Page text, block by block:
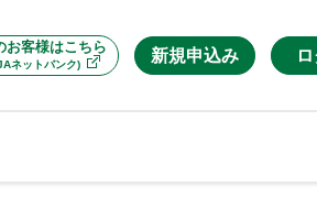
お客様はこちら
ネットバンク) 新規申込み